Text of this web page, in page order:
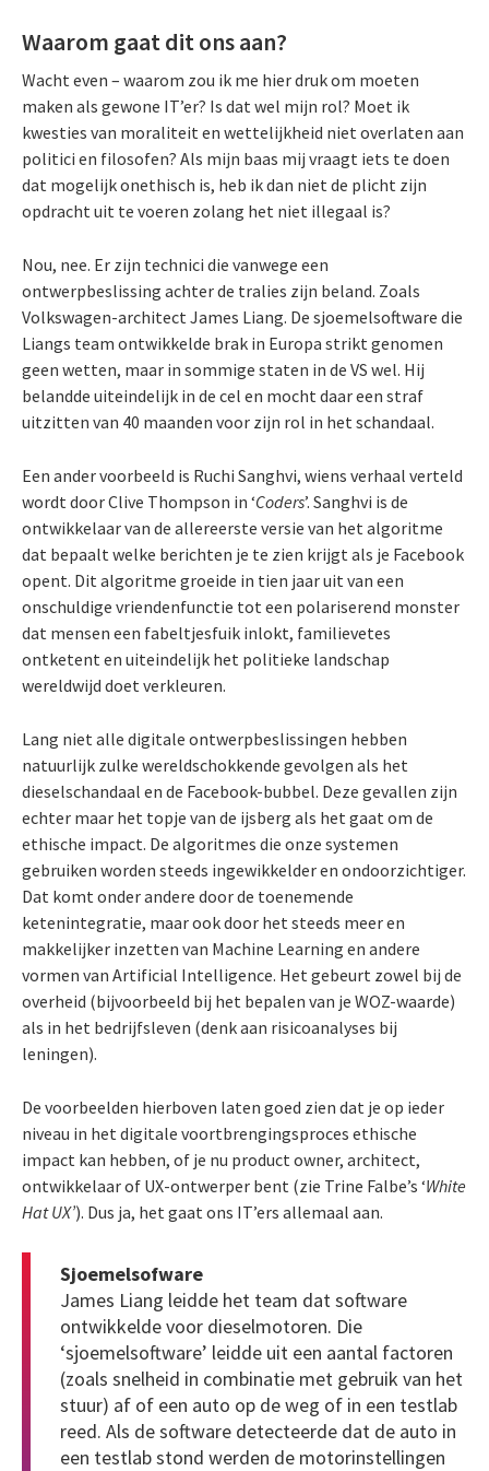
Waarom gaat dit ons aan?
Wacht even – waarom zou ik me hier druk om moeten
maken als gewone IT’er? Is dat wel mijn rol? Moet ik
kwesties van moraliteit en wettelijkheid niet overlaten aan
politici en filosofen? Als mijn baas mij vraagt iets te doen
dat mogelijk onethisch is, heb ik dan niet de plicht zijn
opdracht uit te voeren zolang het niet illegaal is?
Nou, nee. Er zijn technici die vanwege een
ontwerpbeslissing achter de tralies zijn beland. Zoals
Volkswagen-architect James Liang. De sjoemelsoftware die
Liangs team ontwikkelde brak in Europa strikt genomen
geen wetten, maar in sommige staten in de VS wel. Hij
belandde uiteindelijk in de cel en mocht daar een straf
uitzitten van 40 maanden voor zijn rol in het schandaal.
Een ander voorbeeld is Ruchi Sanghvi, wiens verhaal verteld
wordt door Clive Thompson in ‘Coders’. Sanghvi is de
ontwikkelaar van de allereerste versie van het algoritme
dat bepaalt welke berichten je te zien krijgt als je Facebook
opent. Dit algoritme groeide in tien jaar uit van een
onschuldige vriendenfunctie tot een polariserend monster
dat mensen een fabeltjesfuik inlokt, familievetes
ontketent en uiteindelijk het politieke landschap
wereldwijd doet verkleuren.
Lang niet alle digitale ontwerpbeslissingen hebben
natuurlijk zulke wereldschokkende gevolgen als het
dieselschandaal en de Facebook-bubbel. Deze gevallen zijn
echter maar het topje van de ijsberg als het gaat om de
ethische impact. De algoritmes die onze systemen
gebruiken worden steeds ingewikkelder en ondoorzichtiger.
Dat komt onder andere door de toenemende
ketenintegratie, maar ook door het steeds meer en
makkelijker inzetten van Machine Learning en andere
vormen van Artificial Intelligence. Het gebeurt zowel bij de
overheid (bijvoorbeeld bij het bepalen van je WOZ-waarde)
als in het bedrijfsleven (denk aan risicoanalyses bij
leningen).
De voorbeelden hierboven laten goed zien dat je op ieder
niveau in het digitale voortbrengingsproces ethische
impact kan hebben, of je nu product owner, architect,
ontwikkelaar of UX-ontwerper bent (zie Trine Falbe’s ‘White
Hat UX’). Dus ja, het gaat ons IT’ers allemaal aan.
Sjoemelsofware
James Liang leidde het team dat software
ontwikkelde voor dieselmotoren. Die
‘sjoemelsoftware’ leidde uit een aantal factoren
(zoals snelheid in combinatie met gebruik van het
stuur) af of een auto op de weg of in een testlab
reed. Als de software detecteerde dat de auto in
een testlab stond werden de motorinstellingen